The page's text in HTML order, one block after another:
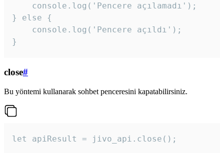
    console.log('Pencere açılamadı');
} else {
    console.log('Pencere açıldı');
}
close#
Bu yöntemi kullanarak sohbet penceresini kapatabilirsiniz.
let apiResult = jivo_api.close();